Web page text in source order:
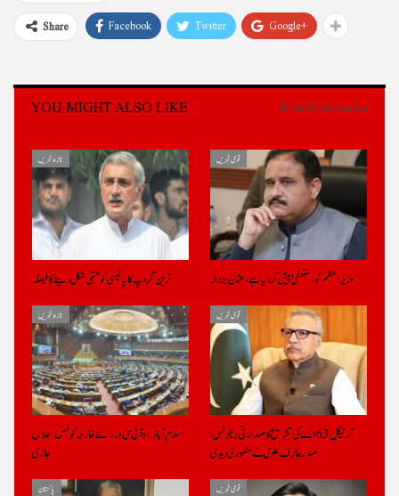
Share Facebook Twitter Google+
YOU MIGHT ALSO LIKE More From Author
تازہ خبریں
ترین گروپ کا پالیسی کو حتمی شکل دینے کا فیصلہ
قومی خبریں
وزیراعظم کو استعفیٰ پیش کر دیا ہے، عثمان بزدار
تازہ خبریں
اسلام آباد: او آئی سی وزرائے خارجہ کونسل اجلاس
جاری
قومی خبریں
آرٹیکل 63 اے کی تشریح کا صدارتی ریفرنس،
صدرعارف علوی نے منظوری دیدی
پاکستان قومی خبریں